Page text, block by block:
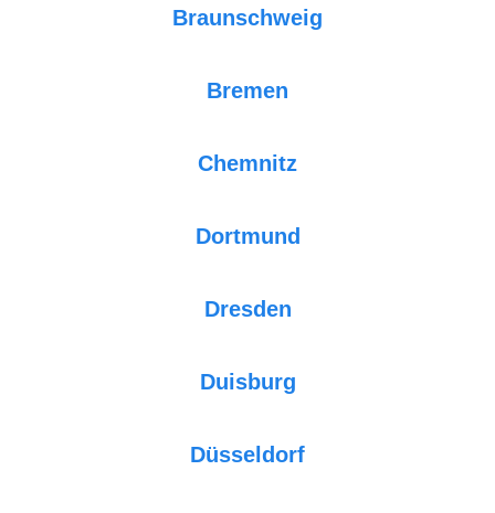
Braunschweig
Bremen
Chemnitz
Dortmund
Dresden
Duisburg
Düsseldorf